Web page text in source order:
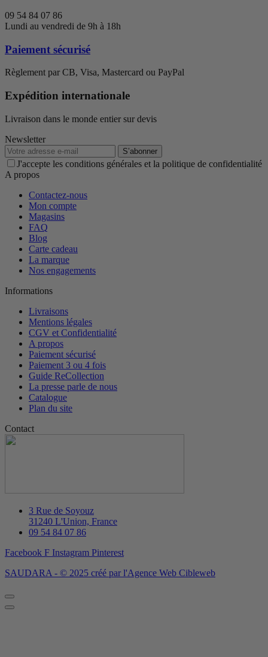
09 54 84 07 86
Lundi au vendredi de 9h à 18h
Paiement sécurisé
Règlement par CB, Visa, Mastercard ou PayPal
Expédition internationale
Livraison dans le monde entier sur devis
Newsletter
S’abonner
J'accepte les conditions générales et la politique de confidentialité
A propos
Contactez-nous
Mon compte
Magasins
FAQ
Blog
Carte cadeau
La marque
Nos engagements
Informations
Livraisons
Mentions légales
CGV et Confidentialité
A propos
Paiement sécurisé
Paiement 3 ou 4 fois
Guide ReCollection
La presse parle de nous
Catalogue
Plan du site
Contact
3 Rue de Soyouz
31240 L'Union, France
09 54 84 07 86
Facebook F Instagram Pinterest
SAUDARA - © 2025 créé par l'Agence Web Cibleweb